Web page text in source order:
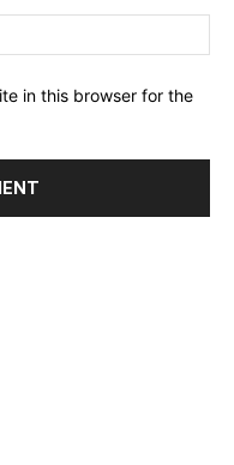
in this browser for the